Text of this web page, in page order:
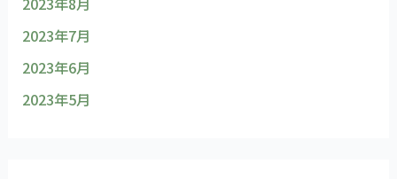
2023年7月
2023年6月
2023年5月